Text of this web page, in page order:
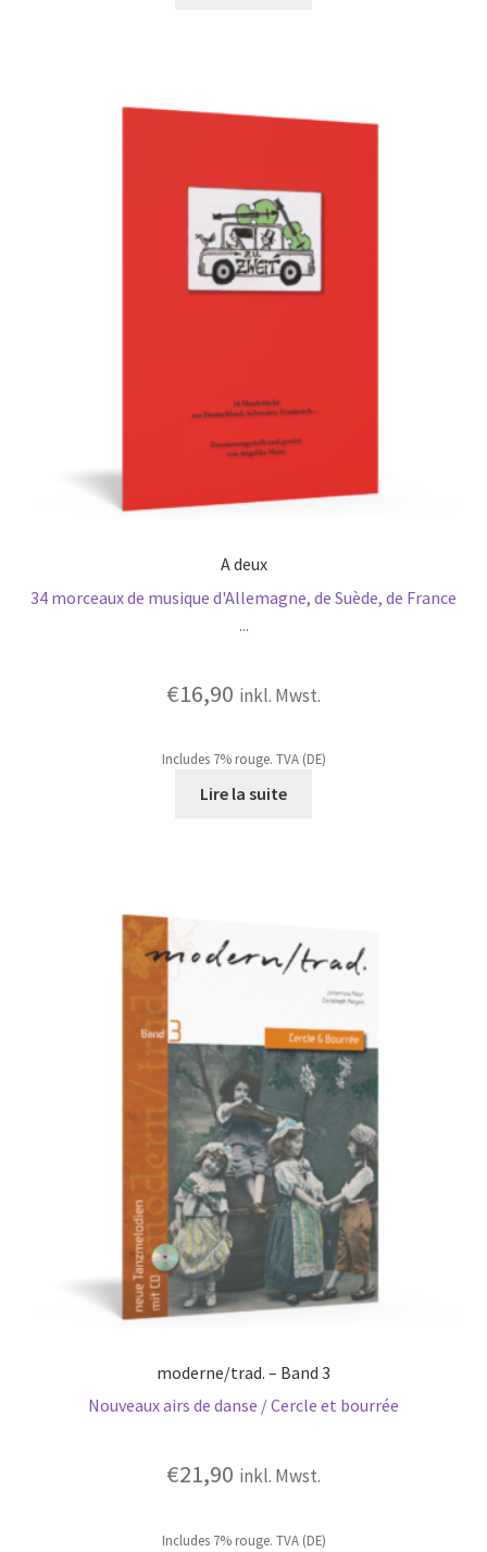
A deux
34 morceaux de musique d'Allemagne, de Suède, de France
...
€16,90 inkl. Mwst.
Includes 7% rouge. TVA (DE)
Lire la suite
moderne/trad. – Band 3
Nouveaux airs de danse / Cercle et bourrée
€21,90 inkl. Mwst.
Includes 7% rouge. TVA (DE)